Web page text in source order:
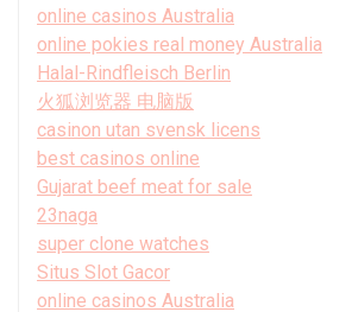
online casinos Australia
online pokies real money Australia
Halal-Rindfleisch Berlin
火狐浏览器 电脑版
casinon utan svensk licens
best casinos online
Gujarat beef meat for sale
23naga
super clone watches
Situs Slot Gacor
online casinos Australia